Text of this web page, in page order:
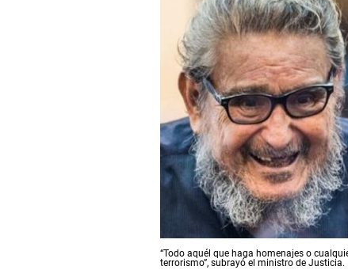
“Todo aquél que haga homenajes o
terrorismo”, subrayó el ministro de Justicia.